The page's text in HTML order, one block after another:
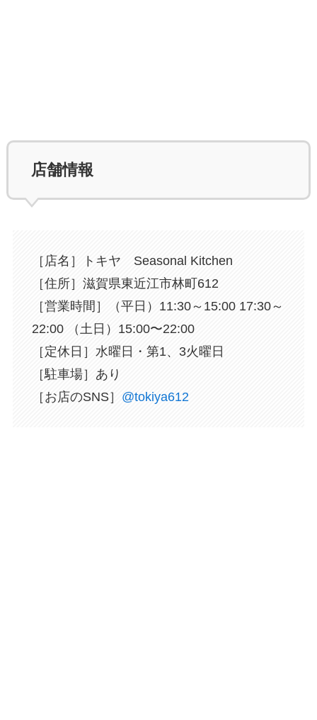
店舗情報
［店名］トキヤ Seasonal Kitchen
［住所］滋賀県東近江市林町612
［営業時間］（平日）11:30～15:00 17:30～
22:00 （土日）15:00〜22:00
［定休日］水曜日・第1、3火曜日
［駐車場］あり
⁡［お店のSNS］ @tokiya612